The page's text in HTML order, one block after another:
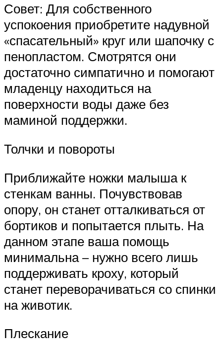
Совет: Для собственного
успокоения приобретите надувной
«спасательный» круг или шапочку с
пенопластом. Смотрятся они
достаточно симпатично и помогают
младенцу находиться на
поверхности воды даже без
маминой поддержки.
Толчки и повороты
Приближайте ножки малыша к
стенкам ванны. Почувствовав
опору, он станет отталкиваться от
бортиков и попытается плыть. На
данном этапе ваша помощь
минимальна – нужно всего лишь
поддерживать кроху, который
станет переворачиваться со спинки
на животик.
Плескание